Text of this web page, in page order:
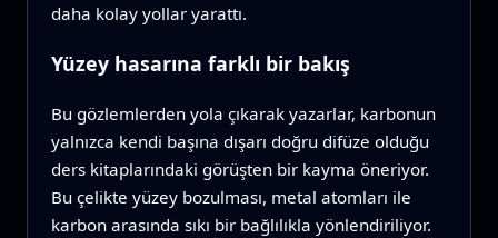
daha kolay yollar yarattı.
Yüzey hasarına farklı bir bakış
Bu gözlemlerden yola çıkarak yazarlar, karbonun
yalnızca kendi başına dışarı doğru difüze olduğu
ders kitaplarındaki görüşten bir kayma öneriyor.
Bu çelikte yüzey bozulması, metal atomları ile
karbon arasında sıkı bir bağlılıkla yönlendiriliyor.